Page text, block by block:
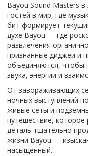
Bayou Sound Masters в
гостей в мир, где
бит формирует
духе Bayou — где
развлечения
признанные диджеи и
объединяются, чтобы
звука, энергии и
От завораживающих
ночных выступлений
живые сеты и
путешествие, которое
деталь тщательно
жизни Bayou —
насыщенный.